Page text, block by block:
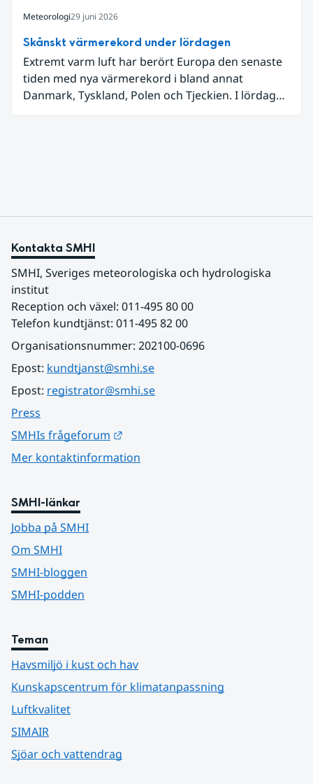
Meteorologi29 juni 2026
Skånskt värmerekord under lördagen
Extremt varm luft har berört Europa den senaste
tiden med nya värmerekord i bland annat
Danmark, Tyskland, Polen och Tjeckien. I lördags
Kontakta SMHI
SMHI, Sveriges meteorologiska och hydrologiska
institut
Reception och växel: 011-495 80 00
Telefon kundtjänst: 011-495 82 00
Organisationsnummer: 202100-0696
Epost: kundtjanst@smhi.se
Epost: registrator@smhi.se
Press
SMHIs frågeforum
Mer kontaktinformation
SMHI-länkar
Jobba på SMHI
Om SMHI
SMHI-bloggen
SMHI-podden
Teman
Havsmiljö i kust och hav
Kunskapscentrum för klimatanpassning
Luftkvalitet
SIMAIR
Sjöar och vattendrag